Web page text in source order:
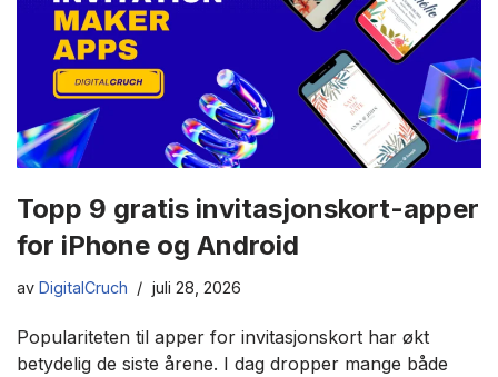
Topp 9 gratis invitasjonskort-apper
for iPhone og Android
av DigitalCruch juli 28, 2026
Populariteten til apper for invitasjonskort har økt
betydelig de siste årene. I dag dropper mange både